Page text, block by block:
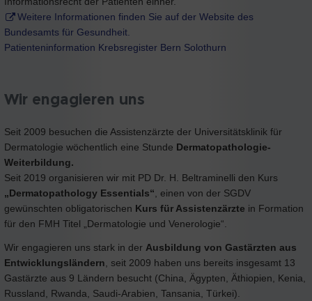
Weitere Informationen finden Sie auf der Website des
Bundesamts für Gesundheit.
Patienteninformation Krebsregister Bern Solothurn
Wir engagieren uns
Seit 2009 besuchen die Assistenzärzte der Universitätsklinik für
Dermatologie wöchentlich eine Stunde Dermatopathologie-
Weiterbildung.
Seit 2019 organisieren wir mit PD Dr. H. Beltraminelli den Kurs
„Dermatopathology Essentials“ , einen von der SGDV
gewünschten obligatorischen Kurs für Assistenzärzte in Formation
für den FMH Titel „Dermatologie und Venerologie“.
Wir engagieren uns stark in der Ausbildung von Gastärzten aus
Entwicklungsländern , seit 2009 haben uns bereits insgesamt 13
Gastärzte aus 9 Ländern besucht (China, Ägypten, Äthiopien, Kenia,
Russland, Rwanda, Saudi-Arabien, Tansania, Türkei).